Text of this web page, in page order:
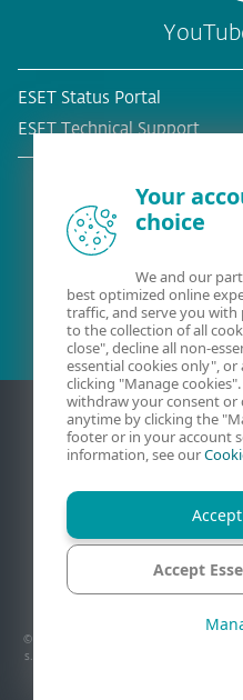
ESET Status Portal
ESET Technical Support
Kontaktandmed
© 1992 - 2026 ESET, spol. s r.o. – Kõik
s.r.o. või ESET North America
Your
choice
We and our
best optimized online
traffic, and serve you with
to the collection of all
close", decline all non-
essential cookies only",
clicking "Manage
withdraw your consent or
anytime by clicking the
footer or in your account
information, see our
Accept